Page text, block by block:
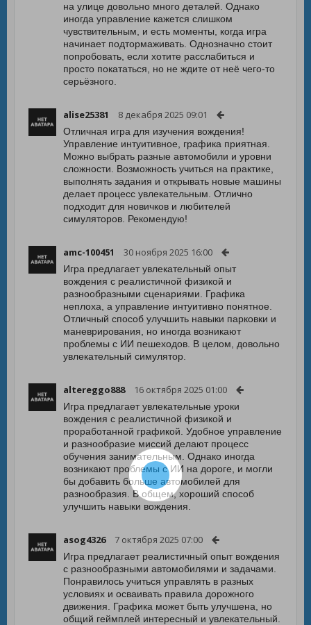
на улице довольно много деталей. Однако
иногда управление кажется слишком
чувствительным, и есть моменты, когда игра
начинает подтормаживать. Однозначно стоит
попробовать, если хотите расслабиться и
просто покататься, но не ждите от неё чего-то
серьёзного.
alise25381 8 декабря 2025 09:01
Отличная игра для изучения вождения!
Управление интуитивное, графика приятная.
Можно выбрать разные автомобили и уровни
сложности. Возможность учиться на практике,
выполнять задания и открывать новые машины
делает процесс увлекательным. Отлично
подходит для новичков и любителей
симуляторов. Рекомендую!
amc-100451 30 ноября 2025 16:00
Игра предлагает увлекательный опыт
вождения с реалистичной физикой и
разнообразными сценариями. Графика
неплоха, а управление интуитивно понятное.
Отличный способ улучшить навыки парковки и
маневрирования, но иногда возникают
проблемы с ИИ пешеходов. В целом, довольно
увлекательный симулятор.
altereggo888 16 октября 2025 01:00
Игра предлагает увлекательные уроки
вождения с реалистичной физикой и
проработанной графикой. Удобное управление
и разнообразие миссий делают процесс
обучения занимательным. Однако иногда
возникают проблемы с ИИ на дороге, и могли
бы добавить больше автомобилей для
разнообразия. В общем, хороший способ
улучшить навыки вождения.
asog4326 7 октября 2025 07:00
Игра предлагает реалистичный опыт вождения
с разнообразными автомобилями и задачами.
Понравилось учиться управлять в разных
условиях и осваивать правила дорожного
движения. Графика может быть улучшена, но
общий геймплей интересный и увлекательный.